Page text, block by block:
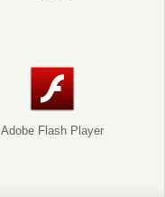
Adobe Flash Player